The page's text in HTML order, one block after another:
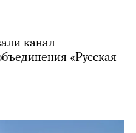
канал
«Русская